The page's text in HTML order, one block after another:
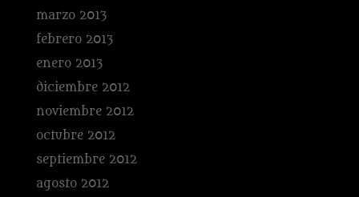
marzo 2013
febrero 2013
enero 2013
diciembre 2012
noviembre 2012
octubre 2012
septiembre 2012
agosto 2012